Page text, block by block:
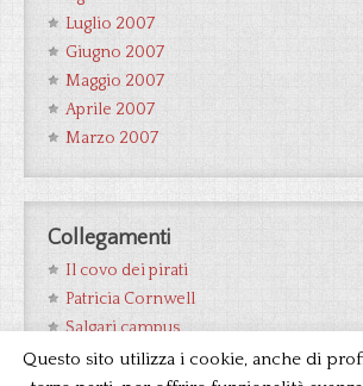
Luglio 2007
Giugno 2007
Maggio 2007
Aprile 2007
Marzo 2007
Collegamenti
Il covo dei pirati
Patricia Cornwell
Salgari campus
Wikipedia Salgari
Questo sito utilizza i cookie, anche di